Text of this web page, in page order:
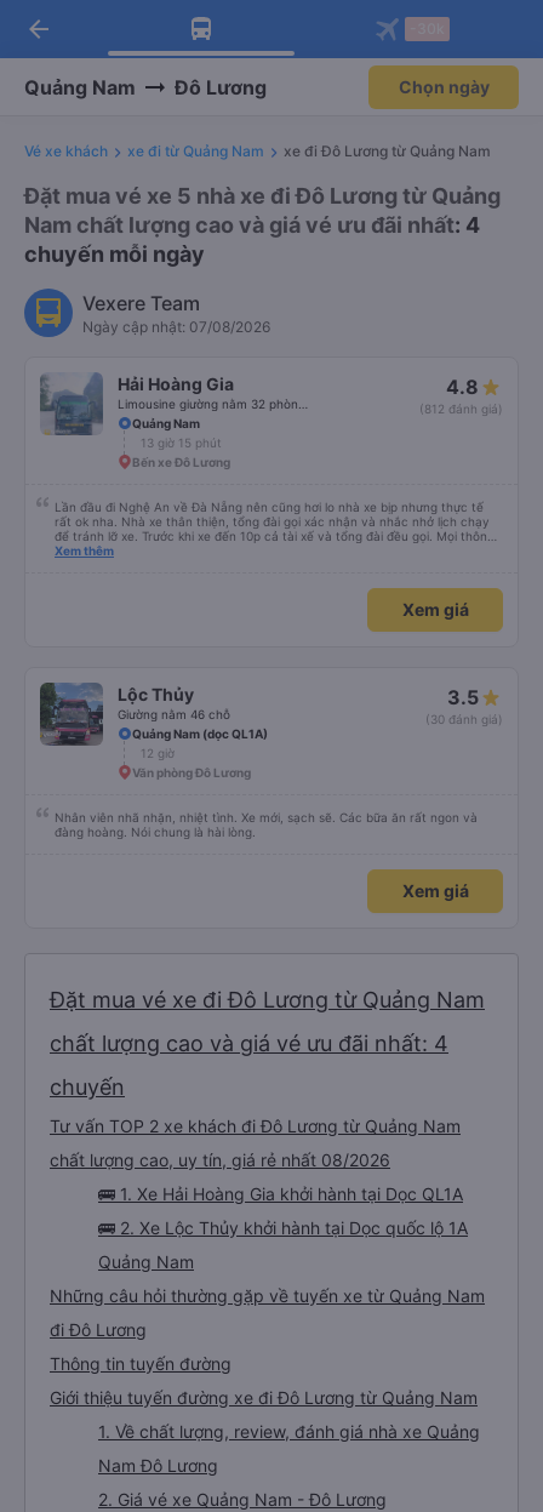
Tải app Vexere ngay!
Nhận ưu đãi thành viên độc
Mở app
Tải app Vexere
-30k/ghế khi đặt vé máy bay qua
Mở app
arrow_back
Quảng Nam Đô Lương Chọn ngày
Vé xe khách xe đi từ Quảng Nam xe đi Đô Lương từ Quảng Nam
Đặt mua vé xe 5 nhà xe đi Đô Lương từ Quảng
Nam chất lượng cao và giá vé ưu đãi nhất: 4
chuyến mỗi ngày
Vexere Team
Ngày cập nhật: 07/08/2026
Hải Hoàng Gia 4.8
(812 đánh giá)
Quảng Nam
13 giờ 15 phút
Bến xe Đô Lương
Lần đầu đi Nghệ An về Đà Nẵng nên cũng hơi lo nhà xe bịp nhưng thực tế
rất ok nha. Nhà xe thân thiện, tổng đài gọi xác nhận và nhắc nhở lịch chạy
để tránh lỡ xe. Trước khi xe đến 10p cả tài xế và tổng đài đều gọi. Mọi thông
tin về biển số xe và số điện thoại tài xế đều trùng khớp trong email nhận
Xem thêm
Xem giá
Lộc Thủy
Giường nằm 46 chỗ
3.5
(30 đánh giá)
Quảng Nam (dọc QL1A)
12 giờ
Văn phòng Đô Lương
Nhân viên nhã nhặn, nhiệt tình. Xe mới, sạch sẽ. Các bữa ăn rất ngon và
đàng hoàng. Nói chung là hài lòng.
Xem giá
Đặt mua vé xe đi Đô Lương từ Quảng Nam
chất lượng cao và giá vé ưu đãi nhất: 4
chuyến
Tư vấn TOP 2 xe khách đi Đô Lương từ Quảng Nam
chất lượng cao, uy tín, giá rẻ nhất 08/2026
🚌 1. Xe Hải Hoàng Gia khởi hành tại Dọc QL1A
🚌 2. Xe Lộc Thủy khởi hành tại Dọc quốc lộ 1A
Quảng Nam
Những câu hỏi thường gặp về tuyến xe từ Quảng Nam
đi Đô Lương
Thông tin tuyến đường
Giới thiệu tuyến đường xe đi Đô Lương từ Quảng Nam
1. Về chất lượng, review, đánh giá nhà xe Quảng
Nam Đô Lương
2. Giá vé xe Quảng Nam - Đô Lương